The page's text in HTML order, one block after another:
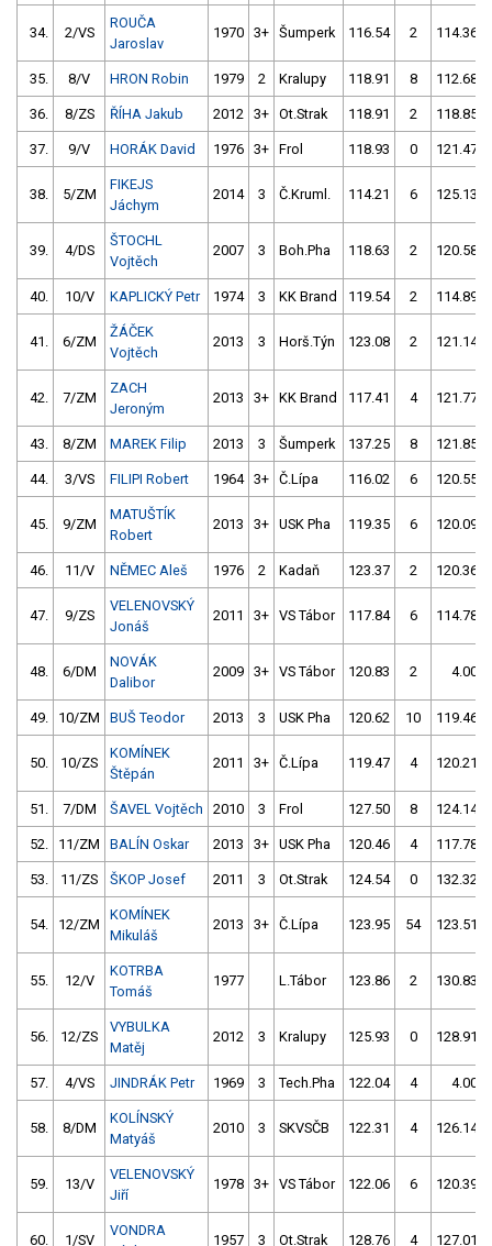
34. 2/VS
ROUČA
Jaroslav
1970 3+ Šumperk 116.54 2 114.36
35. 8/V HRON Robin 1979 2 Kralupy 118.91 8 112.68
36. 8/ZS ŘÍHA Jakub 2012 3+ Ot.Strak 118.91 2 118.85
37. 9/V HORÁK David 1976 3+ Frol 118.93 0 121.47
38. 5/ZM
FIKEJS
Jáchym
2014 3 Č.Kruml. 114.21 6 125.13
39. 4/DS
ŠTOCHL
Vojtěch
2007 3 Boh.Pha 118.63 2 120.58
40. 10/V KAPLICKÝ Petr 1974 3 KK Brand 119.54 2 114.89
41. 6/ZM
ŽÁČEK
Vojtěch
2013 3 Horš.Týn 123.08 2 121.14
42. 7/ZM
ZACH
Jeroným
2013 3+ KK Brand 117.41 4 121.77
43. 8/ZM MAREK Filip 2013 3 Šumperk 137.25 8 121.85
44. 3/VS FILIPI Robert 1964 3+ Č.Lípa 116.02 6 120.55
45. 9/ZM
MATUŠTÍK
Robert
2013 3+ USK Pha 119.35 6 120.09
46. 11/V NĚMEC Aleš 1976 2 Kadaň 123.37 2 120.36
47. 9/ZS
VELENOVSKÝ
Jonáš
2011 3+ VS Tábor 117.84 6 114.78
48. 6/DM
NOVÁK
Dalibor
2009 3+ VS Tábor 120.83 2 4.00
49. 10/ZM BUŠ Teodor 2013 3 USK Pha 120.62 10 119.46
50. 10/ZS
KOMÍNEK
Štěpán
2011 3+ Č.Lípa 119.47 4 120.21
51. 7/DM ŠAVEL Vojtěch 2010 3 Frol 127.50 8 124.14
52. 11/ZM BALÍN Oskar 2013 3+ USK Pha 120.46 4 117.78
53. 11/ZS ŠKOP Josef 2011 3 Ot.Strak 124.54 0 132.32
54. 12/ZM
KOMÍNEK
Mikuláš
2013 3+ Č.Lípa 123.95 54 123.51
55. 12/V
KOTRBA
Tomáš
1977 L.Tábor 123.86 2 130.83
56. 12/ZS
VYBULKA
Matěj
2012 3 Kralupy 125.93 0 128.91
57. 4/VS JINDRÁK Petr 1969 3 Tech.Pha 122.04 4 4.00
58. 8/DM
KOLÍNSKÝ
Matyáš
2010 3 SKVSČB 122.31 4 126.14
59. 13/V
VELENOVSKÝ
Jiří
1978 3+ VS Tábor 122.06 6 120.39
60. 1/SV
VONDRA
1957 3 Ot.Strak 128.76 4 127.01